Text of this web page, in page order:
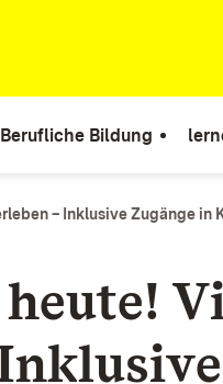
Berufliche Bildung
– Inklusive Zugänge in